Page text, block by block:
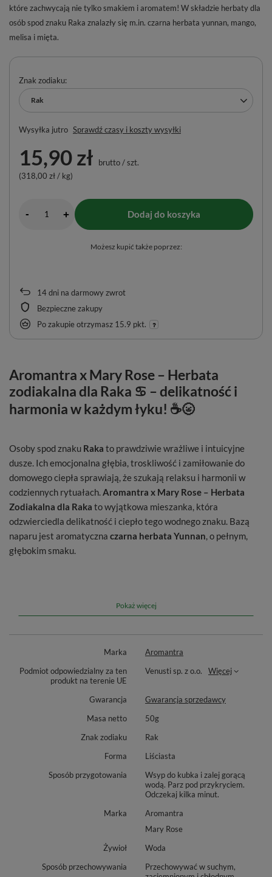
które zachwycają nie tylko smakiem i aromatem! W składzie herbaty dla
osób spod znaku Raka znalazły się m.in. czarna herbata yunnan, mango,
melisa i mięta.
Znak zodiaku
Rak
14dni na darmowy zwrot
Bezpieczne zakupy
Po zakupie otrzymasz 15.9 pkt.
Wysyłka jutro Sprawdź czasy i koszty wysyłki
15,90 zł brutto/szt.
(318,00 zł / kg)
- + Dodaj do koszyka
Możesz kupić także poprzez:
Aromantra x Mary Rose – Herbata
zodiakalna dla Raka ♋ – delikatność i
harmonia w każdym łyku! ☕🌝
Osoby spod znaku Raka to prawdziwie wrażliwe i intuicyjne
dusze. Ich emocjonalna głębia, troskliwość i zamiłowanie do
domowego ciepła sprawiają, że szukają relaksu i harmonii w
codziennych rytuałach.Aromantra x Mary Rose – Herbata
Zodiakalna dla Raka to wyjątkowa mieszanka, która
odzwierciedla delikatność i ciepło tego wodnego znaku. Bazą
naparu jest aromatyczna czarna herbata Yunnan, o pełnym,
głębokim smaku.
znana ze swoich właściwości relaksujących. Ukojenia dodają
takżemięta pieprzowa🌿 iziarna kopru włoskiego, tworząc
harmonijną, kojącą kompozycję. Delikatnepłatki bławatka
wzbogacają mieszankę subtelnymi wizualnymi akcentami, a
🍊, który nadaje naparowi przyjemny, cytrusowy aromat. Ta
Pokaż więcej
Marka
Aromantra
Podmiot odpowiedzialny za ten
produkt na terenie UE
Venusti sp. z o.o. Więcej
Gwarancja
Gwarancja sprzedawcy
Masa netto
50g
Znak zodiaku
Rak
Forma
Liściasta
Sposób przygotowania
Wsyp do kubka i zalej gorącą
wodą. Parz pod przykryciem.
Odczekaj kilka minut.
Marka
Aromantra
Mary Rose
Żywioł
Woda
Sposób przechowywania
Przechowywać w suchym,